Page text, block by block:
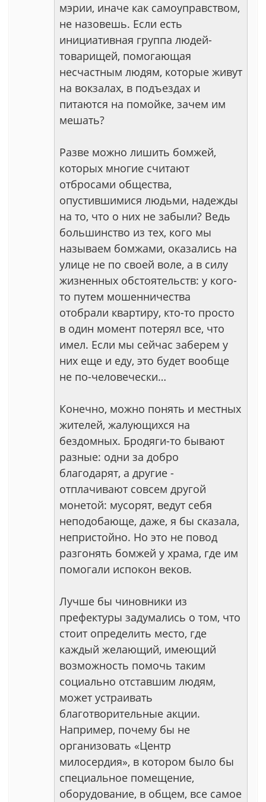
мэрии, иначе как самоуправством,
не назовешь. Если есть
инициативная группа людей-
товарищей, помогающая
несчастным людям, которые живут
на вокзалах, в подъездах и
питаются на помойке, зачем им
мешать?
Разве можно лишить бомжей,
которых многие считают
отбросами общества,
опустившимися людьми, надежды
на то, что о них не забыли? Ведь
большинство из тех, кого мы
называем бомжами, оказались на
улице не по своей воле, а в силу
жизненных обстоятельств: у кого-
то путем мошенничества
отобрали квартиру, кто-то просто
в один момент потерял все, что
имел. Если мы сейчас заберем у
них еще и еду, это будет вообще
не по-человечески…
Конечно, можно понять и местных
жителей, жалующихся на
бездомных. Бродяги-то бывают
разные: одни за добро
благодарят, а другие -
отплачивают совсем другой
монетой: мусорят, ведут себя
неподобающе, даже, я бы сказала,
непристойно. Но это не повод
разгонять бомжей у храма, где им
помогали испокон веков.
Лучше бы чиновники из
префектуры задумались о том, что
стоит определить место, где
каждый желающий, имеющий
возможность помочь таким
социально отставшим людям,
может устраивать
благотворительные акции.
Например, почему бы не
организовать «Центр
милосердия», в котором было бы
специальное помещение,
оборудование, в общем, все самое